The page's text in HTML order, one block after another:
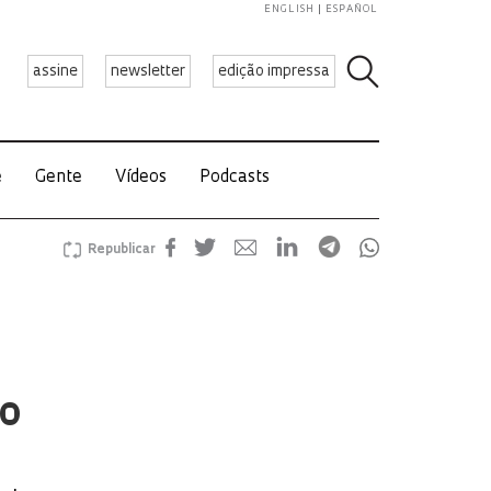
assine newsletter edição impressa
ENGLISH ESPAÑOL
Gente Vídeos Podcasts
Republicar